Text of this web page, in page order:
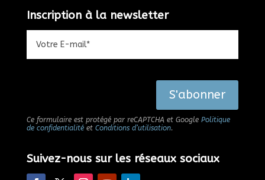
Inscription à la newsletter
S'abonner
Ce formulaire est protégé par reCAPTCHA et Google Politique
de confidentialitéet Conditions d’utilisation.
Suivez-nous sur les réseaux sociaux